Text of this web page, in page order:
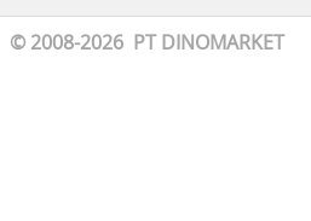
© 2008-2026 PT DINOMARKET